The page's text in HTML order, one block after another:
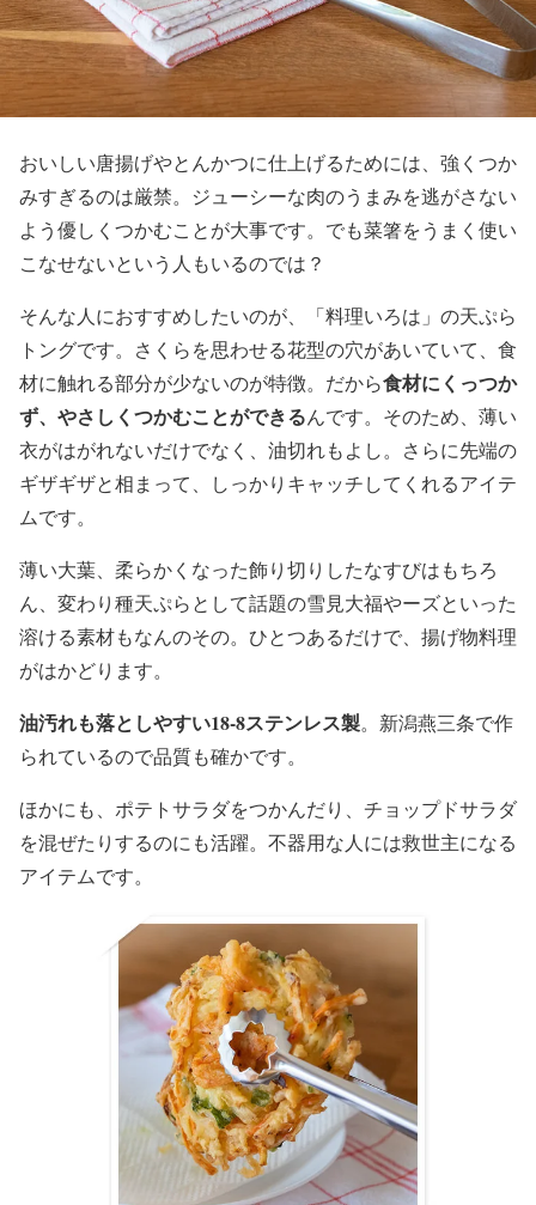
おいしい唐揚げやとんかつに仕上げるためには、強くつか
みすぎるのは厳禁。ジューシーな肉のうまみを逃がさない
よう優しくつかむことが大事です。でも菜箸をうまく使い
こなせないという人もいるのでは？
そんな人におすすめしたいのが、「料理いろは」の天ぷら
トングです。さくらを思わせる花型の穴があいていて、食
材に触れる部分が少ないのが特徴。だから食材にくっつか
ず、やさしくつかむことができるんです。そのため、薄い
衣がはがれないだけでなく、油切れもよし。さらに先端の
ギザギザと相まって、しっかりキャッチしてくれるアイテ
ムです。
薄い大葉、柔らかくなった飾り切りしたなすびはもちろ
ん、変わり種天ぷらとして話題の雪見大福やーズといった
溶ける素材もなんのその。ひとつあるだけで、揚げ物料理
がはかどります。
油汚れも落としやすい18-8ステンレス製。新潟燕三条で作
られているので品質も確かです。
ほかにも、ポテトサラダをつかんだり、チョップドサラダ
を混ぜたりするのにも活躍。不器用な人には救世主になる
アイテムです。